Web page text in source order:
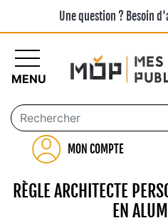
Une question ? Besoin
MON COMPTE
MENU
RÈGLE ARCHITECTE
EN